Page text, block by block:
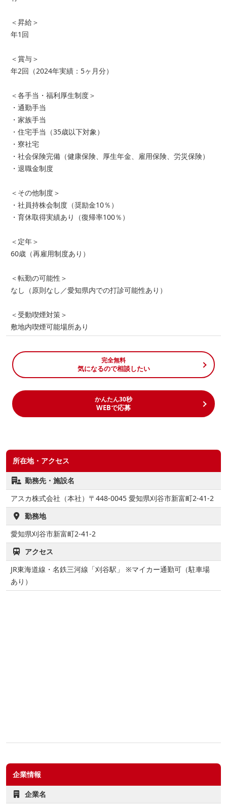
＜昇給＞
年1回
＜賞与＞
年2回（2024年実績：5ヶ月分）
＜各手当・福利厚生制度＞
・通勤手当
・家族手当
・住宅手当（35歳以下対象）
・寮社宅
・社会保険完備（健康保険、厚生年金、雇用保険、労災保険）
・退職金制度
＜その他制度＞
・社員持株会制度（奨励金10％）
・育休取得実績あり（復帰率100％）
＜定年＞
60歳（再雇用制度あり）
＜転勤の可能性＞
なし（原則なし／愛知県内での打診可能性あり）
＜受動喫煙対策＞
敷地内喫煙可能場所あり
完全無料
気になるので相談したい
かんたん30秒
WEBで応募
所在地・アクセス
勤務先・施設名
アスカ株式会社（本社）〒448-0045 愛知県刈谷市新富町2-41-2
勤務地
愛知県刈谷市新富町2-41-2
アクセス
JR東海道線・名鉄三河線「刈谷駅」 ※マイカー通勤可（駐車場
あり）
企業情報
企業名